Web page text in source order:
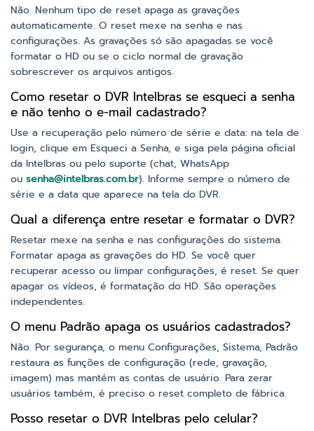
Não. Nenhum tipo de reset apaga as gravações
automaticamente. O reset mexe na senha e nas
configurações. As gravações só são apagadas se você
formatar o HD ou se o ciclo normal de gravação
sobrescrever os arquivos antigos.
Como resetar o DVR Intelbras se esqueci a senha
e não tenho o e-mail cadastrado?
Use a recuperação pelo número de série e data: na tela de
login, clique em Esqueci a Senha, e siga pela página oficial
da Intelbras ou pelo suporte (chat, WhatsApp
ou senha@intelbras.com.br). Informe sempre o número de
série e a data que aparece na tela do DVR.
Qual a diferença entre resetar e formatar o DVR?
Resetar mexe na senha e nas configurações do sistema.
Formatar apaga as gravações do HD. Se você quer
recuperar acesso ou limpar configurações, é reset. Se quer
apagar os vídeos, é formatação do HD. São operações
independentes.
O menu Padrão apaga os usuários cadastrados?
Não. Por segurança, o menu Configurações, Sistema, Padrão
restaura as funções de configuração (rede, gravação,
imagem) mas mantém as contas de usuário. Para zerar
usuários também, é preciso o reset completo de fábrica.
Posso resetar o DVR Intelbras pelo celular?